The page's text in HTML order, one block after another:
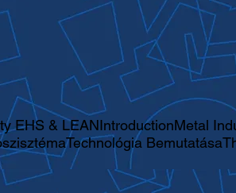
EHS & LEANIntroductionMetal
Technológia Bemutatása